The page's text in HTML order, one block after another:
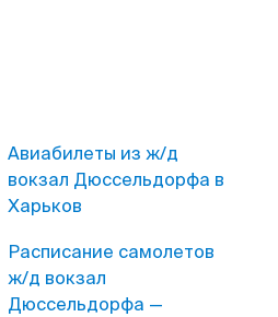
Авиабилеты из ж/д
вокзал Дюссельдорфа в
Харьков
Расписание самолетов
ж/д вокзал
Дюссельдорфа —